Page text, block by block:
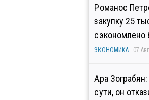
Романос
закупку 25
сэкономлено
ЭКОНОМИКА 07
Ара
сути, он